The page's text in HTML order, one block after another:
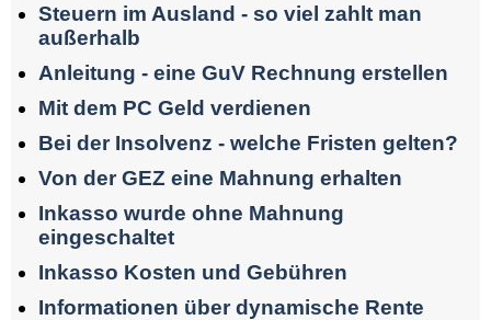
Steuern im Ausland - so viel zahlt man
außerhalb
Anleitung - eine GuV Rechnung erstellen
Mit dem PC Geld verdienen
Bei der Insolvenz - welche Fristen gelten?
Von der GEZ eine Mahnung erhalten
Inkasso wurde ohne Mahnung
eingeschaltet
Inkasso Kosten und Gebühren
Informationen über dynamische Rente